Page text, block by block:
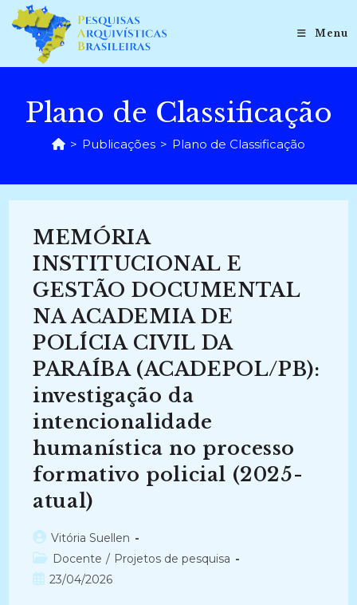
para
conteúdo
Menu
Plano de Classificação
> Publicações > Plano de Classificação
MEMÓRIA
INSTITUCIONAL E
GESTÃO DOCUMENTAL
NA ACADEMIA DE
POLÍCIA CIVIL DA
PARAÍBA (ACADEPOL/PB):
investigação da
intencionalidade
humanística no processo
formativo policial (2025-
atual)
Autor
do
post:
Vitória Suellen
Categoria
do
Docente / Projetos de pesquisa
Post23/04/2026